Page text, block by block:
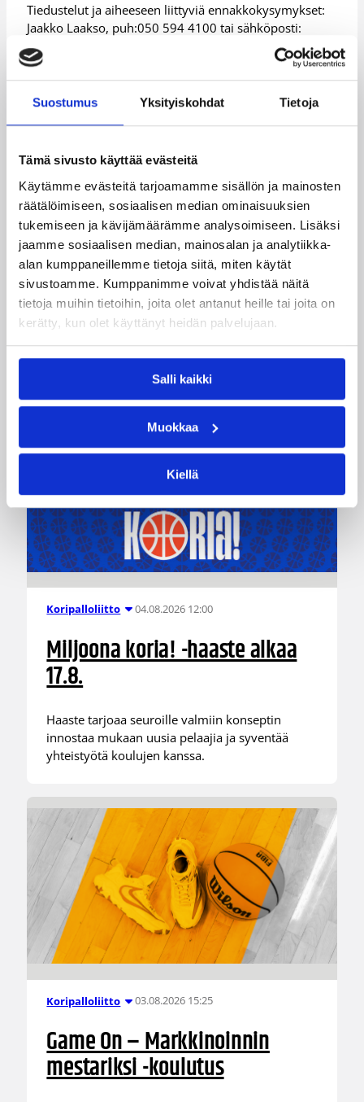
Suostumus Yksityiskohdat Tietoja
Tämä sivusto käyttää evästeitä
Käytämme evästeitä tarjoamamme sisällön ja mainosten
räätälöimiseen, sosiaalisen median ominaisuuksien
tukemiseen ja kävijämäärämme analysoimiseen. Lisäksi
jaamme sosiaalisen median, mainosalan ja analytiikka-
alan kumppaneillemme tietoja siitä, miten käytät
sivustoamme. Kumppanimme voivat yhdistää näitä
tietoja muihin tietoihin, joita olet antanut heille tai joita on
kerätty, kun olet käyttänyt heidän palvelujaan.
Salli kaikki
Muokkaa
Kiellä
Tiedustelut ja aiheeseen liittyviä ennakkokysymykset:
Jaakko Laakso, puh:050 594 4100 tai sähköposti:
jaakko.laakso(at)korispiste.fi
28.03.2016
Kategoriat
Eteläinen alue
Itäinen alue
Kaakkoinen alue
Keskinen alue
Koripalloliitto
Läntinen alue
Pohjoinen alue
Katso myös
Koripalloliitto 04.08.2026 12:00
Miljoona koria! -haaste alkaa
17.8.
Haaste tarjoaa seuroille valmiin konseptin
innostaa mukaan uusia pelaajia ja syventää
yhteistyötä koulujen kanssa.
Koripalloliitto 03.08.2026 15:25
Game On – Markkinoinnin
mestariksi -koulutus